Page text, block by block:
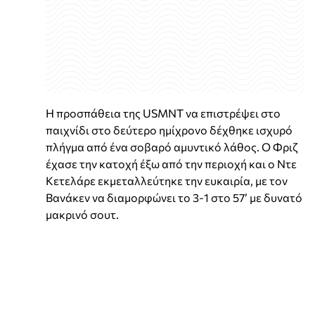
Η προσπάθεια της USMNT να επιστρέψει στο
παιχνίδι στο δεύτερο ημίχρονο δέχθηκε ισχυρό
πλήγμα από ένα σοβαρό αμυντικό λάθος. Ο Φριζ
έχασε την κατοχή έξω από την περιοχή και ο Ντε
Κετελάρε εκμεταλλεύτηκε την ευκαιρία, με τον
Βανάκεν να διαμορφώνει το 3-1 στο 57’ με δυνατό
μακρινό σουτ.